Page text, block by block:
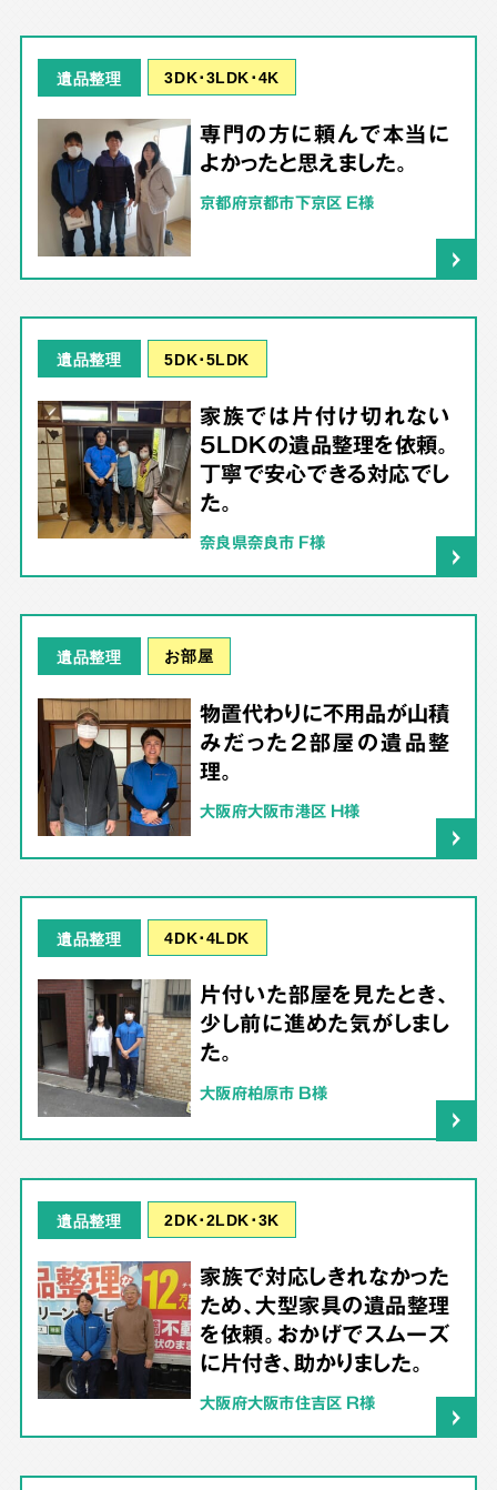
遺品整理 3DK･3LDK･4K
専門の方に頼んで本当に
よかったと思えました。
京都府京都市下京区 E様
遺品整理 5DK･5LDK
家族では片付け切れない
5LDKの遺品整理を依頼。
丁寧で安心できる対応でし
た。
奈良県奈良市 F様
遺品整理 お部屋
物置代わりに不用品が山積
みだった2部屋の遺品整
理。
大阪府大阪市港区 H様
遺品整理 4DK･4LDK
片付いた部屋を見たとき、
少し前に進めた気がしまし
た。
大阪府柏原市 B様
遺品整理 2DK･2LDK･3K
家族で対応しきれなかった
ため、大型家具の遺品整理
を依頼。おかげでスムーズ
に片付き、助かりました。
大阪府大阪市住吉区 R様